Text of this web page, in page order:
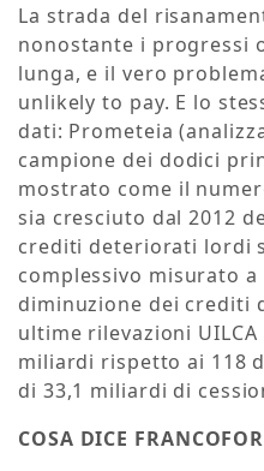
La strada del
nonostante i progressi
lunga, e il vero
unlikely to pay. E lo
dati: Prometeia
campione dei dodici
mostrato come il
sia cresciuto dal 2012
crediti deteriorati lordi
complessivo misurato
diminuzione dei crediti
ultime rilevazioni
miliardi rispetto ai 118
di 33,1 miliardi di
COSA DICE